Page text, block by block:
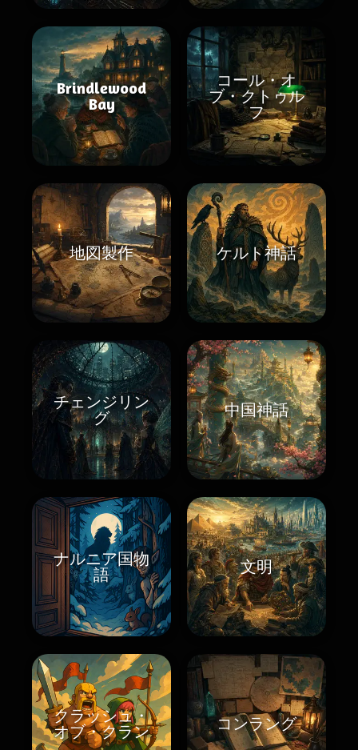
Brindlewood
Bay
コール・オ
ブ・クトゥル
フ
地図製作 ケルト神話
チェンジリン
グ
中国神話
ナルニア国物
語
文明
クラッシュ・
オブ・クラン
コンラング